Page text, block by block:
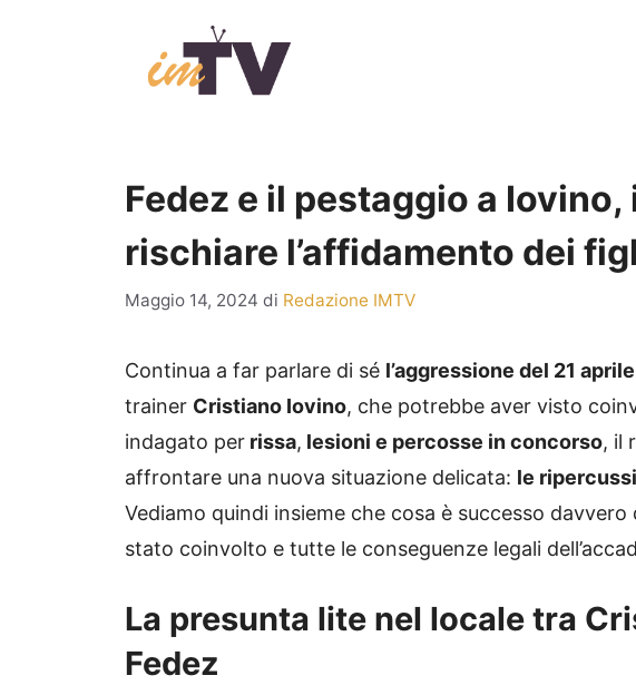
Fedez e il pestaggio a
rischiare l’affidamento dei
Maggio 14, 2024 di Redazione IMTV
Continua a far parlare di sé l’aggressione del 21
trainer Cristiano Iovino, che potrebbe aver visto
indagato per rissa, lesioni e percosse in concorso, il
affrontare una nuova situazione delicata: le
Vediamo quindi insieme che cosa è successo
stato coinvolto e tutte le conseguenze legali
La presunta lite nel locale tra
Fedez